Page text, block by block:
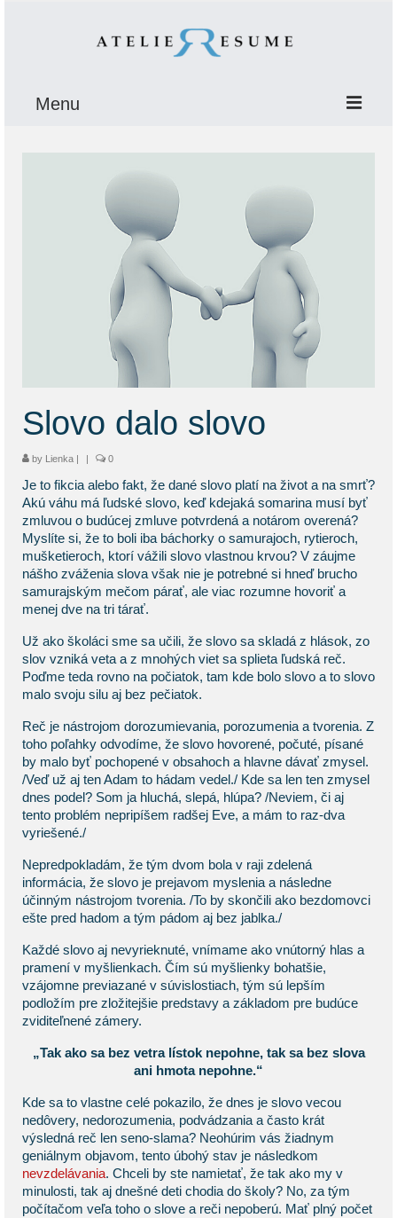
Menu
Stará vydra
PORADŇA
KONTAKT
Slovo dalo slovo
by Lienka 0
Je to fikcia alebo fakt, že dané slovo platí na život a na smrť?
Akú váhu má ľudské slovo, keď kdejaká somarina musí byť
zmluvou o budúcej zmluve potvrdená a notárom overená?
Myslíte si, že to boli iba báchorky o samurajoch, rytieroch,
mušketieroch, ktorí vážili slovo vlastnou krvou? V záujme
nášho zváženia slova však nie je potrebné si hneď brucho
samurajským mečom párať, ale viac rozumne hovoriť a
menej dve na tri tárať.
Už ako školáci sme sa učili, že slovo sa skladá z hlások, zo
slov vzniká veta a z mnohých viet sa splieta ľudská reč.
Poďme teda rovno na počiatok, tam kde bolo slovo a to slovo
malo svoju silu aj bez pečiatok.
Reč je nástrojom dorozumievania, porozumenia a tvorenia. Z
toho poľahky odvodíme, že slovo hovorené, počuté, písané
by malo byť pochopené v obsahoch a hlavne dávať zmysel.
/Veď už aj ten Adam to hádam vedel./ Kde sa len ten zmysel
dnes podel? Som ja hluchá, slepá, hlúpa? /Neviem, či aj
tento problém nepripíšem radšej Eve, a mám to raz-dva
vyriešené./
Nepredpokladám, že tým dvom bola v raji zdelená
informácia, že slovo je prejavom myslenia a následne
účinným nástrojom tvorenia. /To by skončili ako bezdomovci
ešte pred hadom a tým pádom aj bez jablka./
Každé slovo aj nevyrieknuté, vnímame ako vnútorný hlas a
pramení v myšlienkach. Čím sú myšlienky bohatšie,
vzájomne previazané v súvislostiach, tým sú lepším
podložím pre zložitejšie predstavy a základom pre budúce
zviditeľnené zámery.
„Tak ako sa bez vetra lístok nepohne, tak sa bez slova
ani hmota nepohne.“
Kde sa to vlastne celé pokazilo, že dnes je slovo vecou
nedôvery, nedorozumenia, podvádzania a často krát
výsledná reč len seno-slama? Neohúrim vás žiadnym
geniálnym objavom, tento úbohý stav je následkom
nevzdelávania. Chceli by ste namietať, že tak ako my v
minulosti, tak aj dnešné deti chodia do školy? No, za tým
počítačom veľa toho o slove a reči nepoberú. Mať plný počet